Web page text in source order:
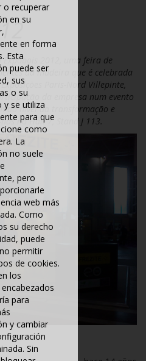
Expobois 2012, uma feira de
da madeira que é celebrada
Paris-Nord Villepinte,
da empresa num evento
ao nível da transformação e
no Hall 7, Stand J 113.
o recuperar
en su
en forma
Esta
puede ser
sus
o su
y se utiliza
para que
como
La
no suele
pero
web más
Como
su derecho
puede
permitir
de cookies.
los
para
y cambiar
Sin